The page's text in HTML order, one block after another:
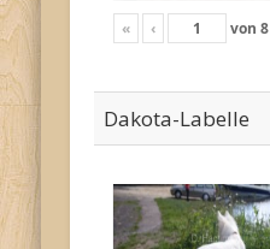
« ‹ von8
Dakota-Labelle